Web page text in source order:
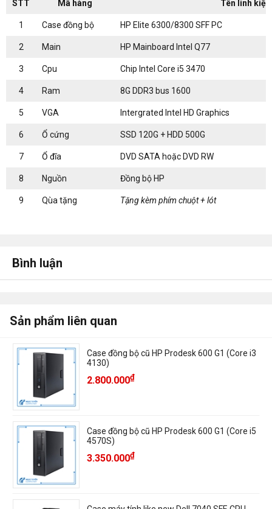
STT Mã hàng Tên linh kiện
1 Case đồng bộ HP Elite 6300/8300 SFF PC
2 Main HP Mainboard Intel Q77
3 Cpu Chip Intel Core i5 3470
4 Ram 8G DDR3 bus 1600
5 VGA Intergrated Intel HD Graphics
6 Ổ cứng SSD 120G + HDD 500G
7 Ổ đĩa DVD SATA hoặc DVD RW
8 Nguồn Đồng bộ HP
9 Qùa tặng Tặng kèm phím chuột + lót
Bình luận
Sản phẩm liên quan
Case đồng bộ cũ HP Prodesk 600 G1 (Core i3
4130)
2.800.000₫
Case đồng bộ cũ HP Prodesk 600 G1 (Core i5
4570S)
3.350.000₫